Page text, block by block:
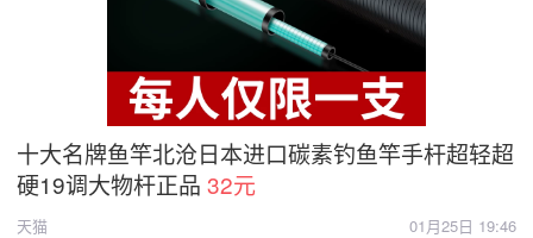
十大名牌鱼竿北沧日本进口碳素钓鱼竿手杆超轻超
硬19调大物杆正品 32元
天猫
01月25日 19:46